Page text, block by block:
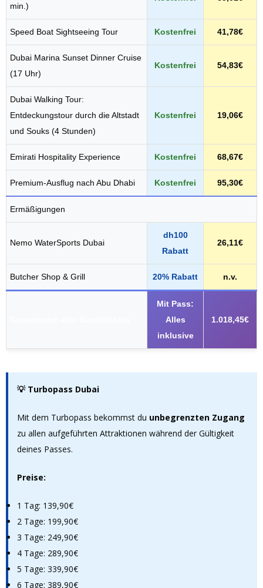
min.)
Speed Boat Sightseeing Tour Kostenfrei 41,78€
Dubai Marina Sunset Dinner Cruise
(17 Uhr)
Kostenfrei 54,83€
Dubai Walking Tour:
Entdeckungstour durch die Altstadt
und Souks (4 Stunden)
Kostenfrei 19,06€
Emirati Hospitality Experience Kostenfrei 68,67€
Premium-Ausflug nach Abu Dhabi Kostenfrei 95,30€
Ermäßigungen
Nemo WaterSports Dubai
dh100
Rabatt
26,11€
Butcher Shop & Grill 20% Rabatt n.v.
Mit Pass:
Alles
inklusive
1.018,45€
💡 Turbopass Dubai
Mit dem Turbopass bekommst du unbegrenzten Zugang
zu allen aufgeführten Attraktionen während der Gültigkeit
deines Passes.
Preise:
1 Tag: 139,90€
2 Tage: 199,90€
3 Tage: 249,90€
4 Tage: 289,90€
5 Tage: 339,90€
6 Tage: 389,90€